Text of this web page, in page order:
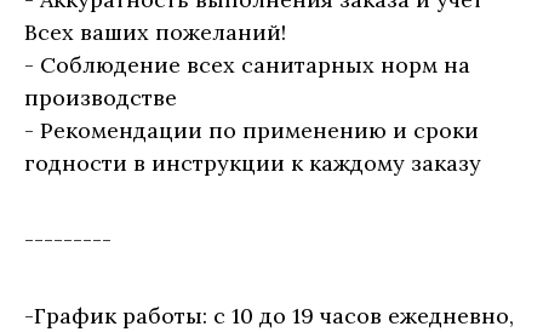
Всех ваших пожеланий!
- Соблюдение всех санитарных норм на
производстве
- Рекомендации по применению и сроки
годности в инструкции к каждому заказу
---------
-График работы: с 10 до 19 часов ежедневно,